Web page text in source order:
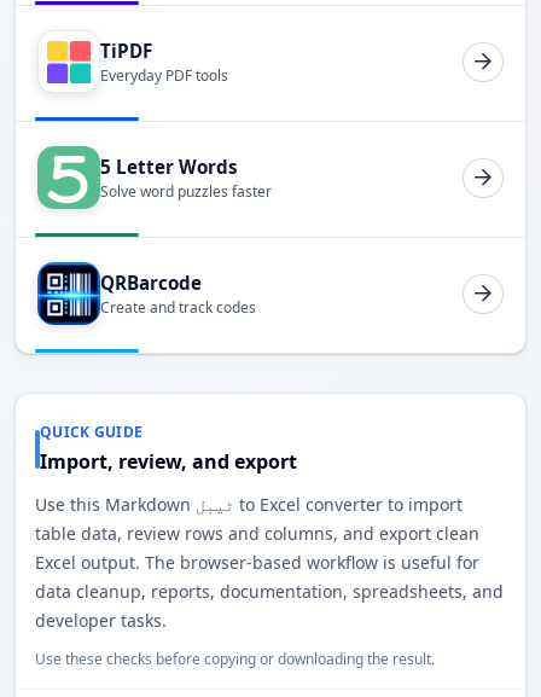
TiPDF
Everyday PDF tools
5 Letter Words
Solve word puzzles faster
QRBarcode
Create and track codes
QUICK GUIDE
Import, review, and export
Use this Markdown ٹیبل to Excel converter to import
table data, review rows and columns, and export clean
Excel output. The browser-based workflow is useful for
data cleanup, reports, documentation, spreadsheets, and
developer tasks.
Use these checks before copying or downloading the result.